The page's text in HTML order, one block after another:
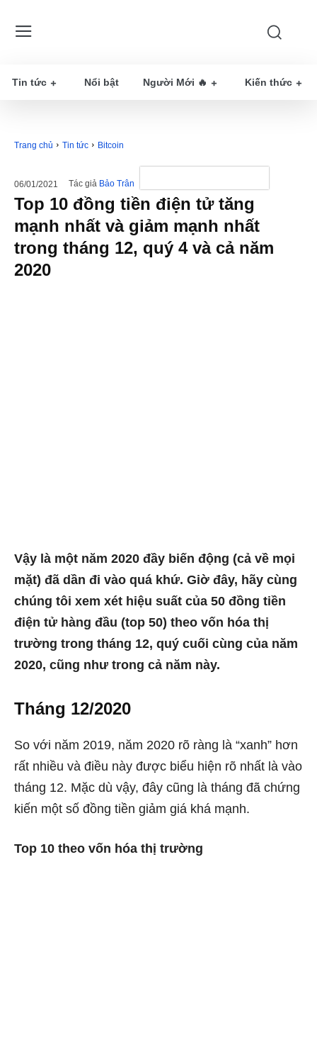
Tin tức Nổi bật Người Mới 🔥 Kiến thức
Trang chủ Tin tức Bitcoin
06/01/2021 Tác giả Bảo Trân
Top 10 đồng tiền điện tử tăng
mạnh nhất và giảm mạnh nhất
trong tháng 12, quý 4 và cả năm
2020
Vậy là một năm 2020 đầy biến động (cả về mọi
mặt) đã dần đi vào quá khứ. Giờ đây, hãy cùng
chúng tôi xem xét hiệu suất của 50 đồng tiền
điện tử hàng đầu (top 50) theo vốn hóa thị
trường trong tháng 12, quý cuối cùng của năm
2020, cũng như trong cả năm này.
Tháng 12/2020
So với năm 2019, năm 2020 rõ ràng là “xanh” hơn
rất nhiều và điều này được biểu hiện rõ nhất là vào
tháng 12. Mặc dù vậy, đây cũng là tháng đã chứng
kiến ​​một số đồng tiền giảm giá khá mạnh.
Top 10 theo vốn hóa thị trường